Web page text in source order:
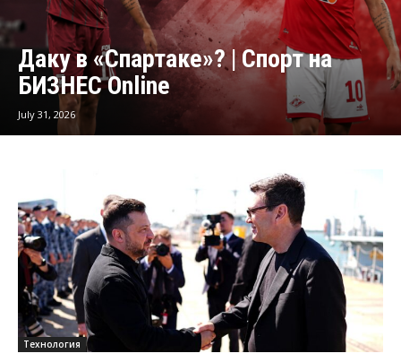
Даку в «Спартаке»? | Спорт на
БИЗНЕС Online
July 31, 2026
Технология